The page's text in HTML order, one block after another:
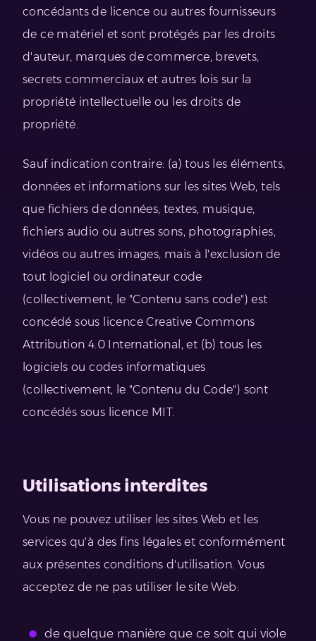
concédants de licence ou autres fournisseurs
de ce matériel et sont protégés par les droits
d'auteur, marques de commerce, brevets,
secrets commerciaux et autres lois sur la
propriété intellectuelle ou les droits de
propriété.
Sauf indication contraire: (a) tous les éléments,
données et informations sur les sites Web, tels
que fichiers de données, textes, musique,
fichiers audio ou autres sons, photographies,
vidéos ou autres images, mais à l'exclusion de
tout logiciel ou ordinateur code
(collectivement, le "Contenu sans code") est
concédé sous licence Creative Commons
Attribution 4.0 International, et (b) tous les
logiciels ou codes informatiques
(collectivement, le "Contenu du Code") sont
concédés sous licence MIT.
Utilisations interdites
Vous ne pouvez utiliser les sites Web et les
services qu'à des fins légales et conformément
aux présentes conditions d'utilisation. Vous
acceptez de ne pas utiliser le site Web:
de quelque manière que ce soit qui viole